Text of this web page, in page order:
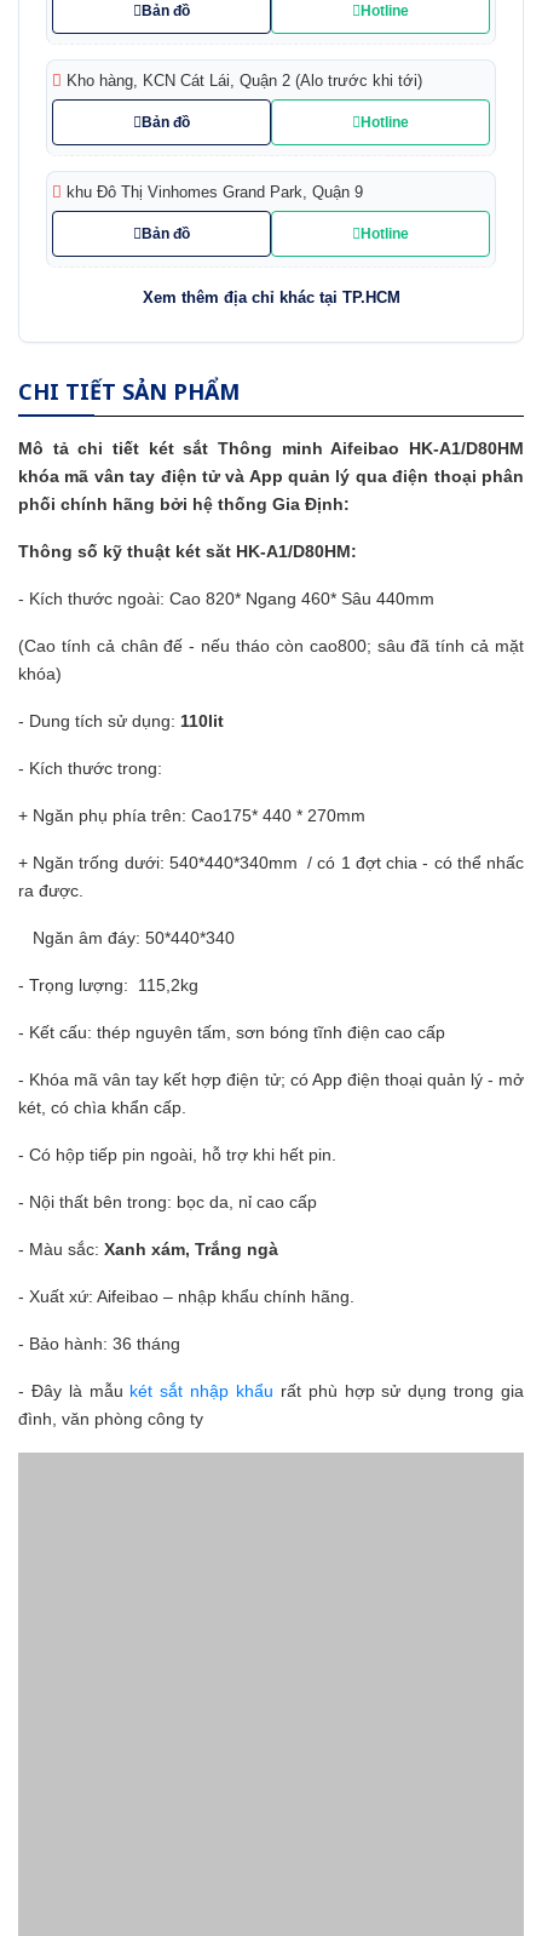
Bản đồ Hotline
Kho hàng, KCN Cát Lái, Quận 2 (Alo trước khi tới)
Bản đồ Hotline
khu Đô Thị Vinhomes Grand Park, Quận 9
Bản đồ Hotline
Xem thêm địa chỉ khác tại TP.HCM
CHI TIẾT SẢN PHẨM
Mô tả chi tiết két sắt Thông minh Aifeibao HK-A1/D80HM
khóa mã vân tay điện tử và App quản lý qua điện thoại phân
phối chính hãng bởi hệ thống Gia Định:
Thông số kỹ thuật két săt HK-A1/D80HM:
- Kích thước ngoài: Cao 820* Ngang 460* Sâu 440mm
(Cao tính cả chân đế - nếu tháo còn cao800; sâu đã tính cả mặt
khóa)
- Dung tích sử dụng: 110lit
- Kích thước trong:
+ Ngăn phụ phía trên: Cao175* 440 * 270mm
+ Ngăn trống dưới: 540*440*340mm / có 1 đợt chia - có thể nhấc
ra được.
Ngăn âm đáy: 50*440*340
- Trọng lượng: 115,2kg
- Kết cấu: thép nguyên tấm, sơn bóng tĩnh điện cao cấp
- Khóa mã vân tay kết hợp điện tử; có App điện thoại quản lý - mở
két, có chìa khẩn cấp.
- Có hộp tiếp pin ngoài, hỗ trợ khi hết pin.
- Nội thất bên trong: bọc da, nỉ cao cấp
- Màu sắc: Xanh xám, Trắng ngà
- Xuất xứ: Aifeibao – nhập khẩu chính hãng.
- Bảo hành: 36 tháng
- Đây là mẫu két sắt nhập khẩu rất phù hợp sử dụng trong gia
đình, văn phòng công ty